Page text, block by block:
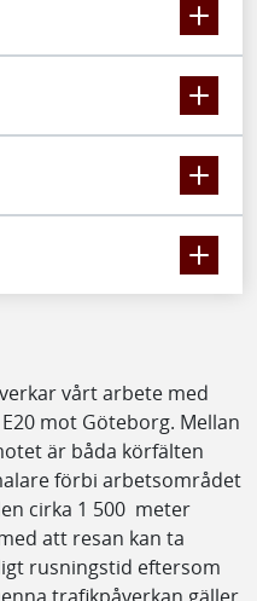
vårt arbete med
mot Göteborg. Mellan
är båda körfälten
förbi arbetsområdet
cirka 1 500 meter
att resan kan ta
rusningstid eftersom